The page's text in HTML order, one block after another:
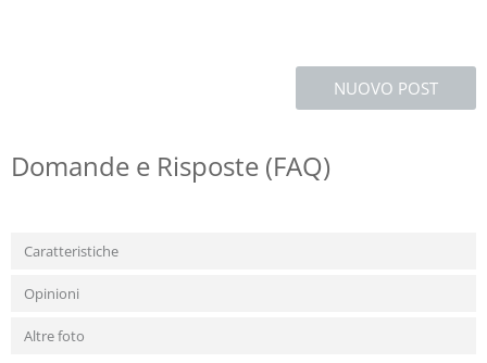
NUOVO POST
Domande e Risposte (FAQ)
Caratteristiche
Opinioni
Altre foto